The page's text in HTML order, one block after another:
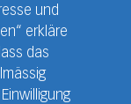
und
erkläre
das